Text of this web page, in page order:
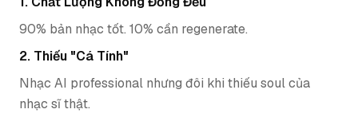
90% bản nhạc tốt. 10% cần regenerate.
2. Thiếu "Cá Tính"
Nhạc AI professional nhưng đôi khi thiếu soul của
nhạc sĩ thật.